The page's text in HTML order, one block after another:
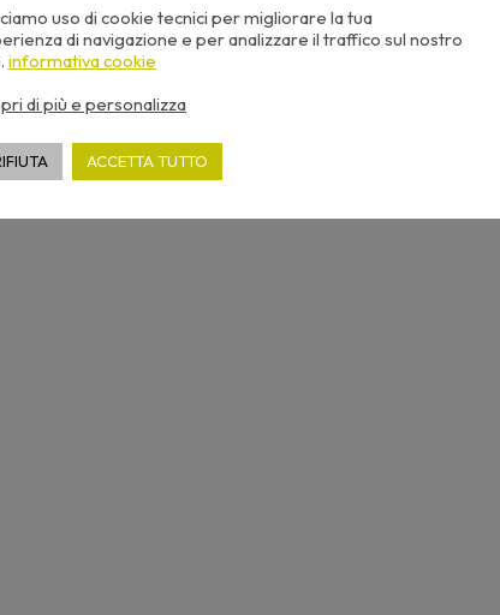
uso di cookie tecnici per migliorare la tua
di navigazione e per analizzare il traffico sul nostro
informativa cookie
di più e personalizza
ACCETTA TUTTO